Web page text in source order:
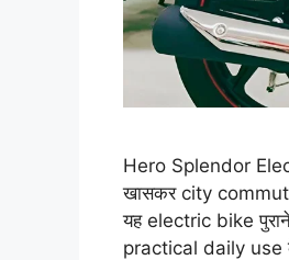
Hero Splendor
खासकर city
यह electric bike
practical daily use